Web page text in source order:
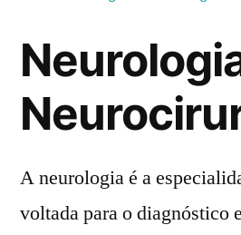
A neurologia é a
voltada para o diagnóstico